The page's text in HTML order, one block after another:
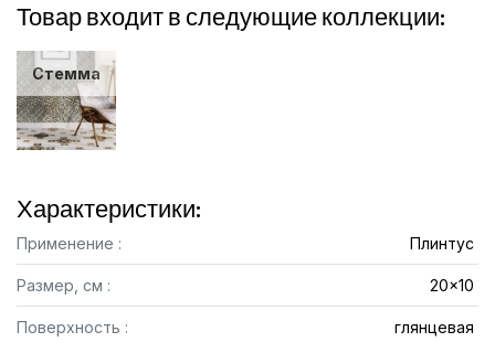
Товар входит в следующие коллекции:
Стемма
Характеристики:
Применение : Плинтус
Размер, см : 20x10
Поверхность : глянцевая